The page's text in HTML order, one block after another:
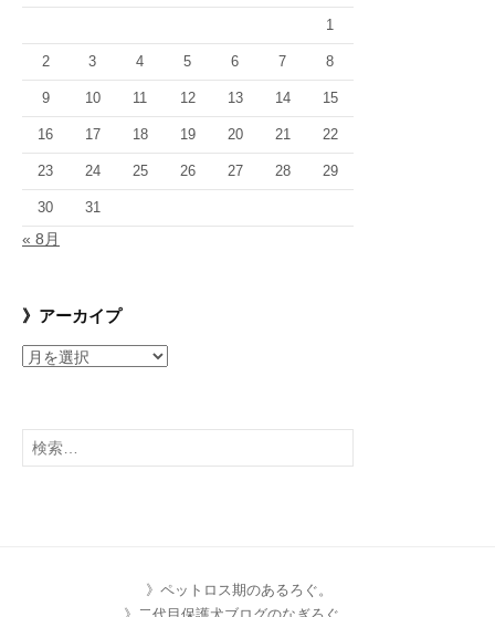
1
2 3 4 5 6 7 8
9 10 11 12 13 14 15
16 17 18 19 20 21 22
23 24 25 26 27 28 29
30 31
« 8月
》アーカイプ
》
カ
イ
検
索:
》ペットロス期のあるろぐ。